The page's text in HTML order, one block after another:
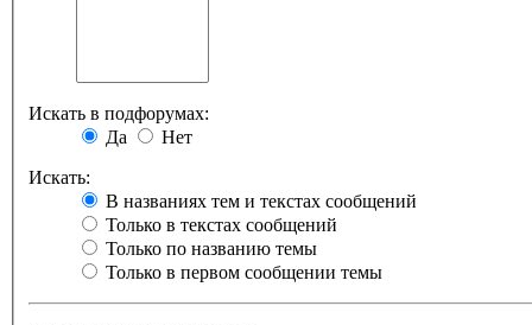
Искать в подфорумах:
Да
Нет
Искать:
В названиях тем и текстах сообщений
Только в текстах сообщений
Только по названию темы
Только в первом сообщении темы